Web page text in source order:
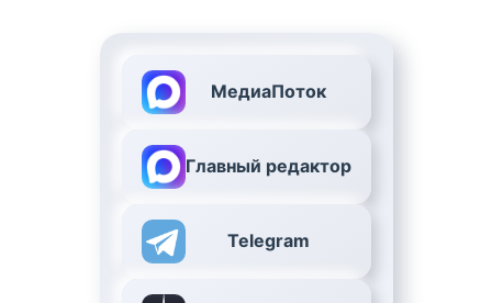
МедиаПоток
Главный редактор
Telegram